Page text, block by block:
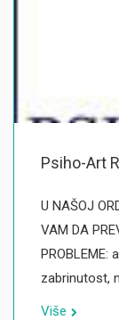
Psiho-Art
U NAŠOJ
VAM DA
zabrinutost,
Više